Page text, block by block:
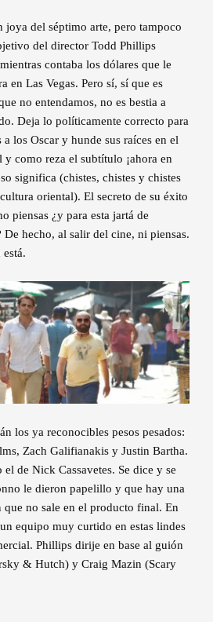
joya del séptimo arte, pero tampoco
del director Todd Phillips
contaba los dólares que le
en Las Vegas. Pero sí, sí que es
no entendamos, no es bestia a
Deja lo políticamente correcto para
los Oscar y hunde sus raíces en el
como reza el subtítulo ¡ahora en
significa (chistes, chistes y chistes
oriental). El secreto de su éxito
piensas ¿y para esta jartá de
De hecho, al salir del cine, ni piensas.
los ya reconocibles pesos pesados:
Zach Galifianakis y Justin Bartha.
de Nick Cassavetes. Se dice y se
le dieron papelillo y que hay una
que no sale en el producto final. En
equipo muy curtido en estas lindes
Phillips dirije en base al guión
& Hutch) y Craig Mazin (Scary